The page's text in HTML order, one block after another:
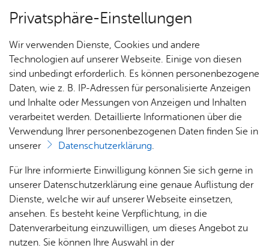
Nach­rich­ten
Nach­rich­ten
Don­ners­tag, 03. April 2025
Ka­te­go­rie:Feu­er­wehr
Feuerwehr Raderach rückte
2024 zu 17 Einsätzen aus
Bei der Hauptversammlung der Abteilung
Raderach der Feuerwehr Friedrichshafen blickte
Abteilungskommandant Niklas Bieser auf 17
Privatsphäre-Einstellungen
Wir verwenden Dienste, Cookies und andere
Technologien auf unserer Webseite. Einige von diesen
sind unbedingt erforderlich. Es können personenbezogene
Daten, wie z. B. IP-Adressen für personalisierte Anzeigen
und Inhalte oder Messungen von Anzeigen und Inhalten
verarbeitet werden. Detaillierte Informationen über die
Verwendung Ihrer personenbezogenen Daten finden Sie in
unserer
Datenschutzerklärung.
Für Ihre informierte Einwilligung können Sie sich gerne in
unserer Datenschutzerklärung eine genaue Auflistung der
Dienste, welche wir auf unserer Webseite einsetzen,
ansehen. Es besteht keine Verpflichtung, in die
Datenverarbeitung einzuwilligen, um dieses Angebot zu
nutzen. Sie können Ihre Auswahl in der